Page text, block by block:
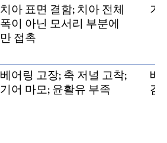
치아 표면 결함; 치아 전체
폭이 아닌 모서리 부분에
만 접촉
기
베어링 고장; 축 저널 고착;
기어 마모; 윤활유 부족
베
검